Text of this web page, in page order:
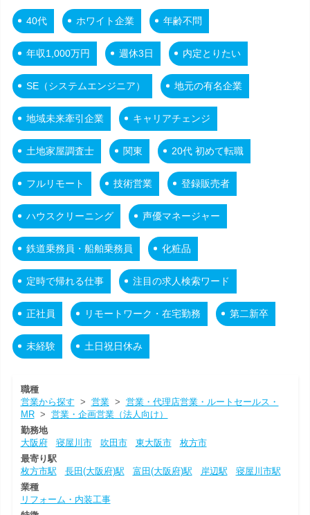
40代 ホワイト企業 年齢不問
年収1,000万円 週休3日 内定とりたい
SE（システムエンジニア） 地元の有名企業
地域未来牽引企業 キャリアチェンジ
土地家屋調査士 関東 20代 初めて転職
フルリモート 技術営業 登録販売者
ハウスクリーニング 声優マネージャー
鉄道乗務員・船舶乗務員 化粧品
定時で帰れる仕事 注目の求人検索ワード
正社員 リモートワーク・在宅勤務 第二新卒
未経験 土日祝日休み
職種
営業から探す > 営業> 営業・代理店営業・ルートセールス・
MR> 営業・企画営業（法人向け）
勤務地
大阪府
寝屋川市 吹田市 東大阪市
枚方市
最寄り駅
枚方市駅
長田(大阪府)駅 富田(大阪府)駅 岸辺駅
寝屋川市駅
業種
リフォーム・内装工事